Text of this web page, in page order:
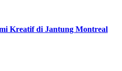
Kreatif di Jantung Montreal